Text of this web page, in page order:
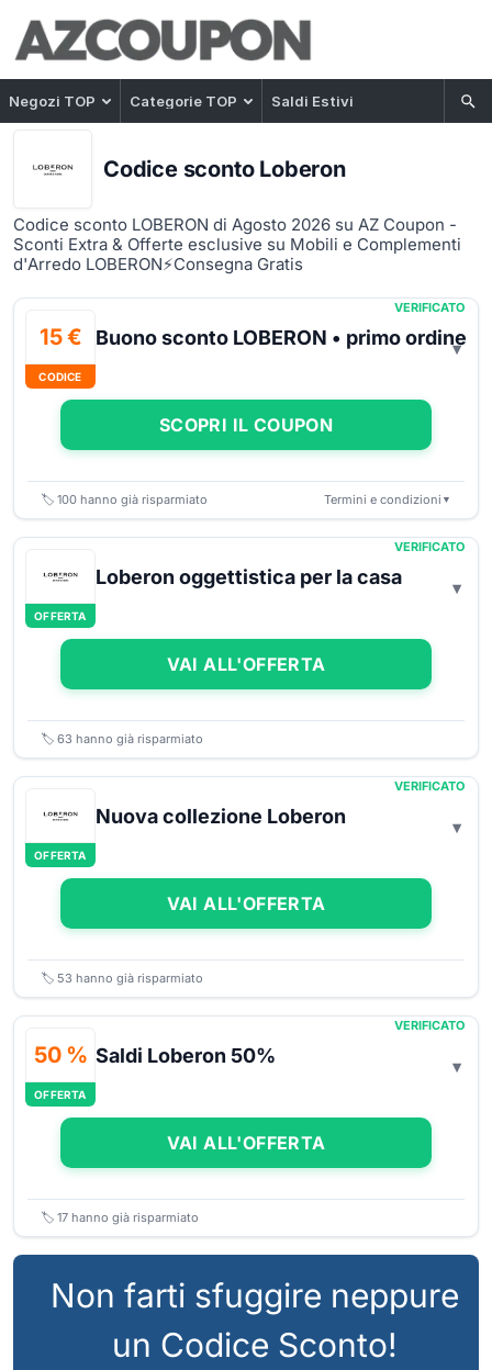
Negozi TOP Categorie TOP Saldi Estivi
Codice sconto Loberon
Codice sconto LOBERON di Agosto 2026 su AZ Coupon -
Sconti Extra & Offerte esclusive su Mobili e Complementi
d'Arredo LOBERON⚡Consegna Gratis
15 €
CODICE
VERIFICATO
Buono sconto LOBERON • primo ordine
SCOPRI IL COUPON
🏷️ 100 hanno già risparmiato Termini e condizioni ▼
OFFERTA
VERIFICATO
Loberon oggettistica per la casa
VAI ALL'OFFERTA
🏷️ 63 hanno già risparmiato
OFFERTA
VERIFICATO
Nuova collezione Loberon
VAI ALL'OFFERTA
🏷️ 53 hanno già risparmiato
50 %
OFFERTA
VERIFICATO
Saldi Loberon 50%
VAI ALL'OFFERTA
🏷️ 17 hanno già risparmiato
Non farti sfuggire neppure
un Codice Sconto!